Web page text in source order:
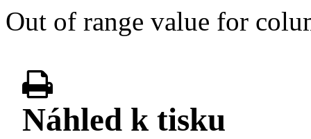
Out of range value for
Náhled k tisku